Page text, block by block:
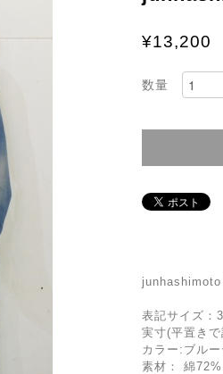
¥13,200
数量
表記サイズ：3
実寸(平置き
カラー:ブルー
素材： 綿